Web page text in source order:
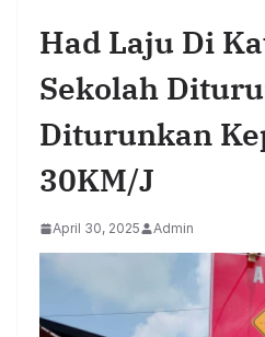
Had Laju Di
Sekolah
Diturunkan
30KM/J
April 30, 2025 Admin